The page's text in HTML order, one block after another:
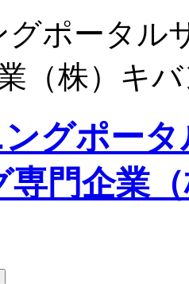
グポータル
（株）キ